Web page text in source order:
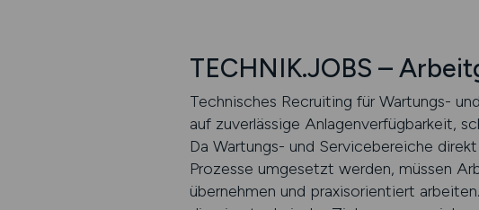
TECHNIK.JOBS –
Technisches Recruiting für Wartungs-
auf zuverlässige Anlagenverfügbarkeit,
Da Wartungs- und Servicebereiche
Prozesse umgesetzt werden, müssen
übernehmen und praxisorientiert